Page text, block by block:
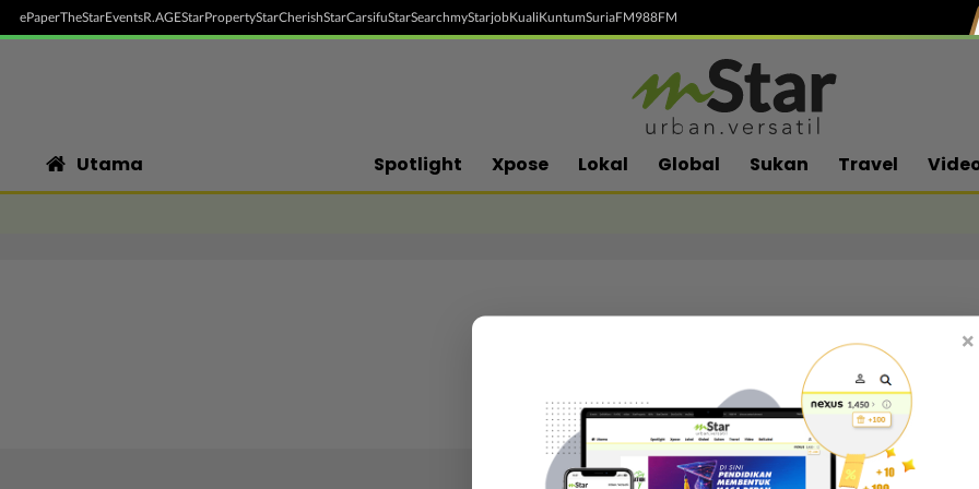
ePaperTheStarEventsR.AGEStarPropertyStarCherishStarCarsifuStarSearchmyStarjobKualiKuntumSuriaFM988FM
Utama Spotlight Xpose Lokal Global Sukan Travel
Follow media sosial kami
×